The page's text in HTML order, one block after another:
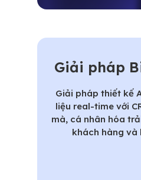
Giải pháp
Giải pháp thiết kế
liệu real-time với
mà, cá nhân hóa
khách hàng và